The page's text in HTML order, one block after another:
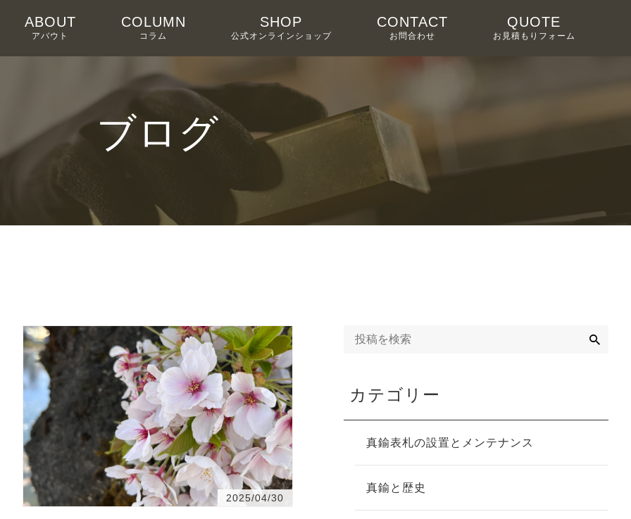
ABOUT
アバウト
COLUMN
コラム
SHOP
公式オンラインショップ
CONTACT
お問合わせ
QUOTE
お見積もりフォーム
ブログ
2025/04/30
カテゴリー
真鍮表札の設置とメンテナンス
真鍮と歴史